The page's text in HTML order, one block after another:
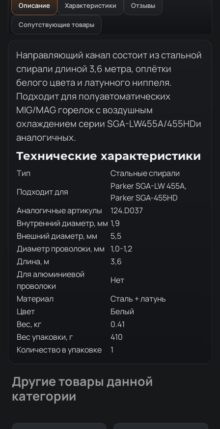
Описание Характеристики Отзывы
Сопутствующие товары
Описание товара
Направляющий канал состоит из стальной
спирали длиной 3,6 метра, оплётки
белого цвета и латунного ниппеля.
Подходит для полуавтоматических
MIG/MAG горелок с воздушным
охлаждением серии SGA-LW455A/455HDи
аналогичных.
Технические характеристики
Тип
Стальные спирали
Подходит для
Parker SGA-LW 455A,
Parker SGA-455HD
Аналогичные артикулы
124.D037
Внутренний диаметр, мм 1,9
Внешний диаметр, мм
5,5
Диаметр проволоки, мм
1,0-1,2
Длина, м
3,6
Для алюминиевой
проволоки
Нет
Материал
Сталь + латунь
Цвет
Белый
Вес, кг
0.41
Вес упаковки, г
410
Количество в упаковке
1
Другие товары данной
категории